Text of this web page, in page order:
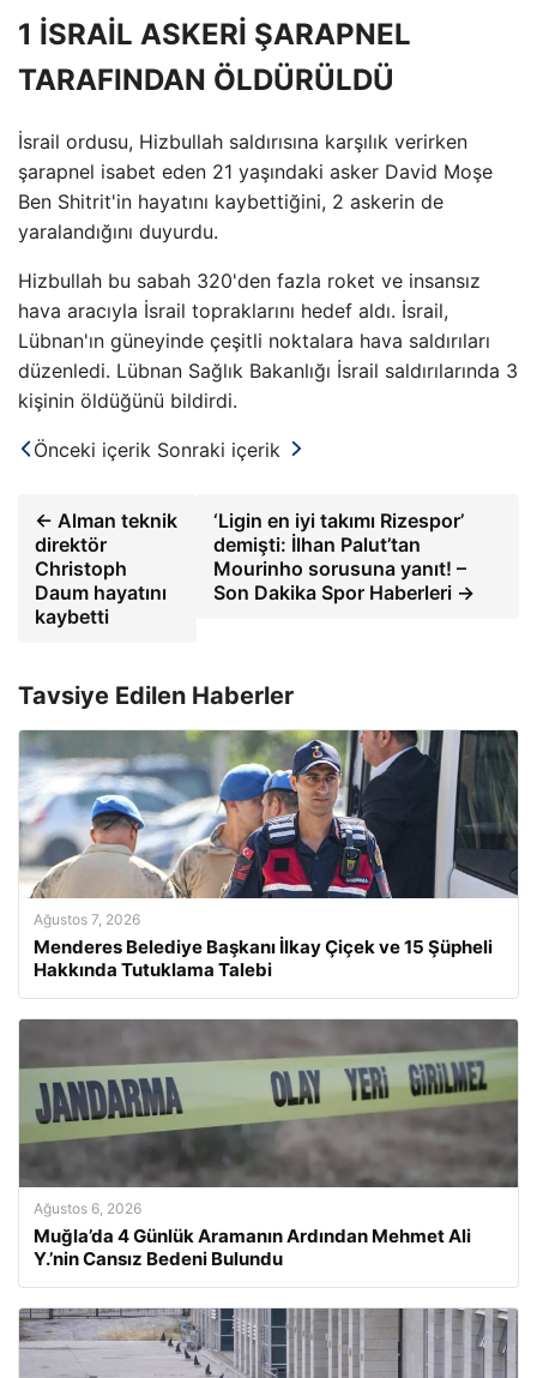
1 İSRAİL ASKERİ ŞARAPNEL
TARAFINDAN ÖLDÜRÜLDÜ
İsrail ordusu, Hizbullah saldırısına karşılık verirken
şarapnel isabet eden 21 yaşındaki asker David Moşe
Ben Shitrit'in hayatını kaybettiğini, 2 askerin de
yaralandığını duyurdu.
Hizbullah bu sabah 320'den fazla roket ve insansız
hava aracıyla İsrail topraklarını hedef aldı. İsrail,
Lübnan'ın güneyinde çeşitli noktalara hava saldırıları
düzenledi. Lübnan Sağlık Bakanlığı İsrail saldırılarında 3
kişinin öldüğünü bildirdi.
Önceki içerik Sonraki içerik
← Alman teknik
direktör
Christoph
Daum hayatını
kaybetti
‘Ligin en iyi takımı Rizespor’
demişti: İlhan Palut’tan
Mourinho sorusuna yanıt! –
Son Dakika Spor Haberleri →
Tavsiye Edilen Haberler
Ağustos 7, 2026
Menderes Belediye Başkanı İlkay Çiçek ve 15 Şüpheli
Hakkında Tutuklama Talebi
Ağustos 6, 2026
Muğla’da 4 Günlük Aramanın Ardından Mehmet Ali
Y.’nin Cansız Bedeni Bulundu